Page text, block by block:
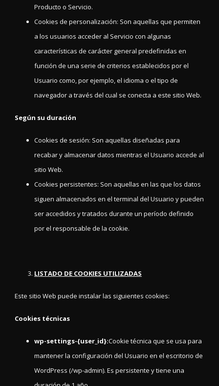
Producto o Servicio.
Cookies de personalización: Son aquellas que permiten
a los usuarios acceder al Servicio con algunas
características de carácter general predefinidas en
función de una serie de criterios establecidos por el
Usuario como, por ejemplo, el idioma o el tipo de
navegador a través del cual se conecta a este sitio Web.
Según su duración
Cookies de sesión: Son aquellas diseñadas para
recabar y almacenar datos mientras el Usuario accede al
sitio Web.
Cookies persistentes: Son aquellas en las que los datos
siguen almacenados en el terminal del Usuario y pueden
ser accedidos y tratados durante un período definido
por el responsable de la cookie.
LISTADO DE COOKIES UTILIZADAS
Este sitio Web puede instalar las siguientes cookies:
Cookies técnicas
wp-settings-{user_id}:Cookie técnica que se usa para
mantener la configuración del Usuario en el escritorio de
WordPress (/wp-admin). Es persistente y tiene una